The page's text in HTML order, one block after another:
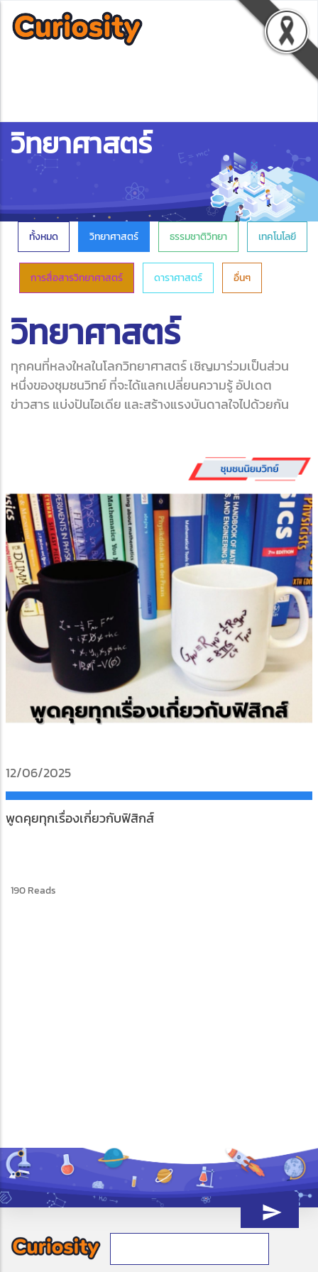
วิทยาศาสตร์
ทั้งหมด วิทยาศาสตร์ ธรรมชาติวิทยา เทคโนโลยี
การสื่อสารวิทยาศาสตร์ ดาราศาสตร์ อื่นๆ
วิทยาศาสตร์
ทุกคนที่หลงใหลในโลกวิทยาศาสตร์ เชิญมาร่วมเป็นส่วน
หนึ่งของชุมชนวิทย์ ที่จะได้แลกเปลี่ยนความรู้ อัปเดต
ข่าวสาร แบ่งปันไอเดีย และสร้างแรงบันดาลใจไปด้วยกัน
12/06/2025
พูดคุยทุกเรื่องเกี่ยวกับฟิสิกส์
190 Reads